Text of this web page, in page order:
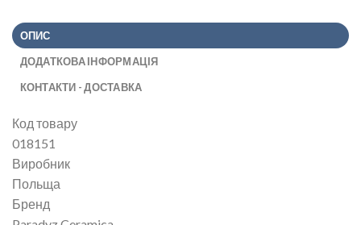
ОПИС
ДОДАТКОВА ІНФОРМАЦІЯ
КОНТАКТИ - ДОСТАВКА
Код товару
018151
Виробник
Польща
Бренд